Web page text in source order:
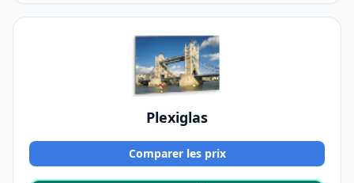
Plexiglas
Comparer les prix